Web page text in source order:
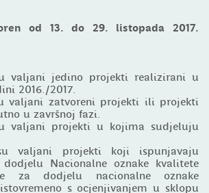
od 13. do 29. listopada 2017.
valjani jedino projekti realizirani u
2016./2017.
valjani zatvoreni projekti ili projekti
u završnoj fazi.
valjani projekti u kojima sudjeluju
valjani projekti koji ispunjavaju
Nacionalne oznake kvalitete
za dodjelu nacionalne oznake
s ocjenjivanjem u sklopu